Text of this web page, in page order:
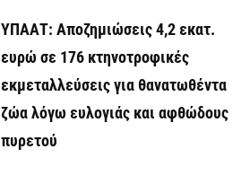
ΥΠΑΑΤ: Αποζημιώσεις 4,2 εκατ.
ευρώ σε 176 κτηνοτροφικές
εκμεταλλεύσεις για θανατωθέντα
ζώα λόγω ευλογιάς και αφθώδους
πυρετού